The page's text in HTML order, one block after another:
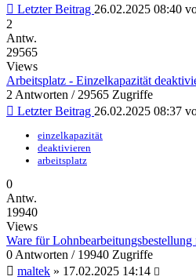
Letzter Beitrag 26.02.2025 08:40
2
Antw.
29565
Views
Arbeitsplatz - Einzelkapazität
2 Antworten / 29565 Zugriffe
Letzter Beitrag 26.02.2025 08:37
einzelkapazität
deaktivieren
arbeitsplatz
0
Antw.
19940
Views
Ware für Lohnbearbeitungsbestellung
0 Antworten / 19940 Zugriffe
maltek » 17.02.2025 14:14